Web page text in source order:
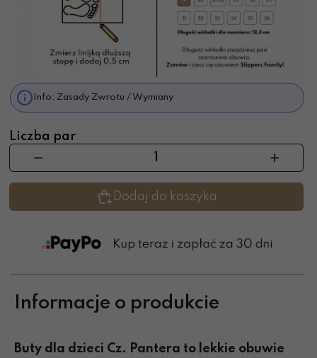
Info: Zasady Zwrotu / Wymiany
Liczba par
Dodaj do koszyka
Informacje o produkcie
Buty dla dzieci Cz. Pantera to lekkie obuwie